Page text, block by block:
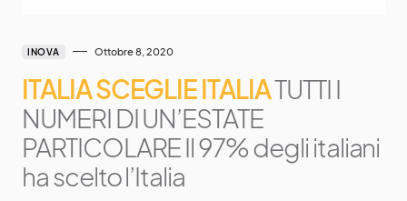
INOVA Ottobre 8, 2020
ITALIA SCEGLIE ITALIATUTTI I
NUMERI DI UN’ESTATE
PARTICOLARE Il 97% degli italiani
ha scelto l’Italia